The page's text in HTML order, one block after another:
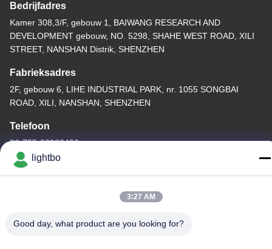
Bedrijfadres
Kamer 308,3/F, gebouw 1, BAIWANG RESEARCH AND
DEVELOPMENT gebouw, NO. 5298, SHAHE WEST ROAD, XILI
STREET, NANSHAN Distrik, SHENZHEN
Fabrieksadres
2F, gebouw 6, LIHE INDUSTRIAL PARK, nr. 1055 SONGBAI
ROAD, XILI, NANSHAN, SHENZHEN
Telefoon
86-755-83983496
© -2026 Shenzhen Guangzhibao Technology Co., Ltd. Allemaal.
lightbo
3:27 AM
Good day, what product are you looking for?